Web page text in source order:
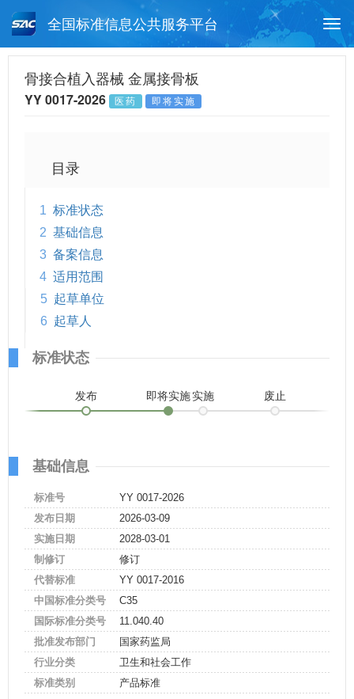
全国标准信息公共服务平台
月报查询 标准公告查询
骨接合植入器械 金属接骨板
YY 0017-2026 医药 即将实施
目录
1 标准状态
2 基础信息
3 备案信息
4 适用范围
5 起草单位
6 起草人
标准状态
发布 即将实施实施 废止
基础信息
标准号
YY 0017-2026
发布日期
2026-03-09
实施日期
2028-03-01
制修订
修订
代替标准
YY 0017-2016
中国标准分类号
C35
国际标准分类号
11.040.40
批准发布部门
国家药监局
行业分类
卫生和社会工作
标准类别
产品标准